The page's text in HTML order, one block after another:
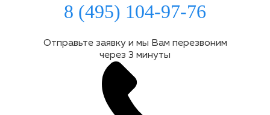
8 (495) 104-97-76
Отправьте заявку и мы Вам перезвоним
через 3 минуты